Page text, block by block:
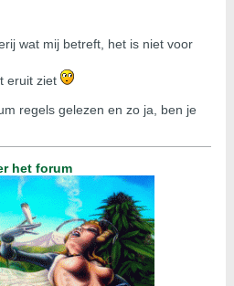
wat mij betreft, het is niet voor
eruit ziet
regels gelezen en zo ja, ben je
het forum